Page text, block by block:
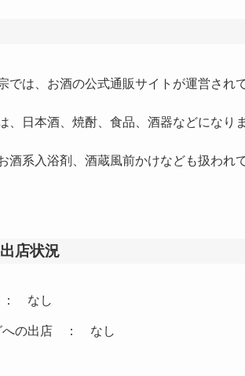
では、お酒の公式通販サイトが運営され
、日本酒、焼酎、食品、酒器などになり
酒系入浴剤、酒蔵風前かけなども扱われ
店状況
： なし
への出店 ： なし